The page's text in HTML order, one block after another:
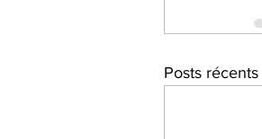
Posts récents